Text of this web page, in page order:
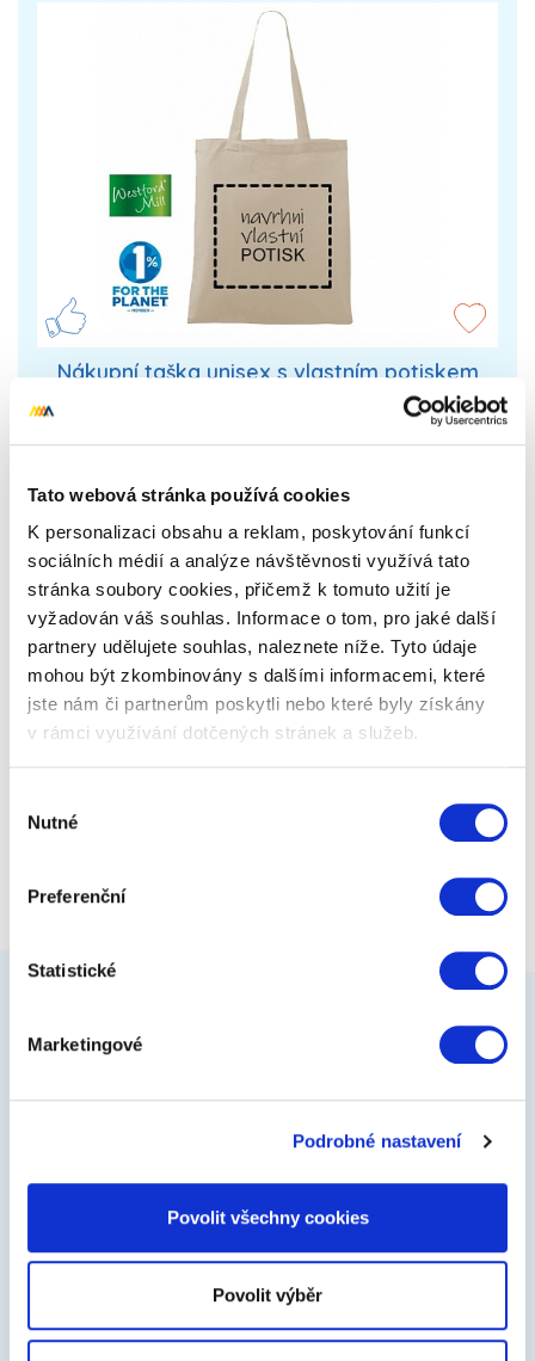
Tato webová stránka používá cookies
K personalizaci obsahu a reklam, poskytování funkcí
sociálních médií a analýze návštěvnosti využívá tato
stránka soubory cookies, přičemž k tomuto užití je
vyžadován váš souhlas. Informace o tom, pro jaké další
partnery udělujete souhlas, naleznete níže. Tyto údaje
mohou být zkombinovány s dalšími informacemi, které
jste nám či partnerům poskytli nebo které byly získány
v rámci využívání dotčených stránek a služeb.
souhlasu
Nutné
Preferenční
Statistické
Marketingové
Podrobné nastavení
Povolit všechny cookies
Povolit výběr
Nákupní taška unisex s vlastním potiskem
Vytvoř originální dárek! Pomocí online tvořiče
fotkou, textem).
235 Kč Zobrazit více
KOŽENÉ ŘIDIČSKÉ RUKAVICE (PÁNSKÉ,
Luxusní pánské kožené řidičské rukavice z pravé
jehnětiny v černé barvě. V porovnání s ostatními
1 290 Kč Zobrazit více